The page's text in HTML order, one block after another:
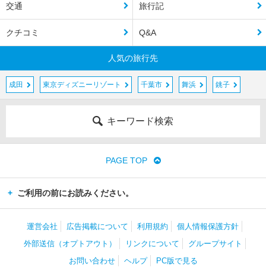
交通 旅行記
クチコミ Q&A
人気の旅行先
成田 東京ディズニーリゾート 千葉市 舞浜 銚子
キーワード検索
PAGE TOP
ご利用の前にお読みください。
運営会社 広告掲載について 利用規約
個人情報保護方針
外部送信（オプトアウト）
リンクについて
グループサイト
お問い合わせ
ヘルプ PC版で見る